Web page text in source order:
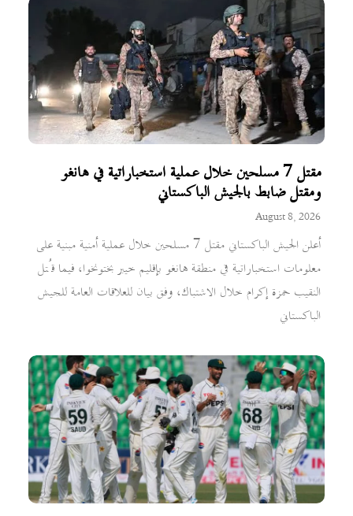
مقتل 7 مسلحين خلال عملية استخباراتية في هانغو
ومقتل ضابط بالجيش الباكستاني
August 8, 2026
أعلن الجيش الباكستاني مقتل 7 مسلحين خلال عملية أمنية مبنية على
معلومات استخباراتية في منطقة هانغو بإقليم خيبر بختونخوا، فيما قُتل
النقيب حمزة إكرام خلال الاشتباك، وفق بيان للعلاقات العامة للجيش
الباكستاني